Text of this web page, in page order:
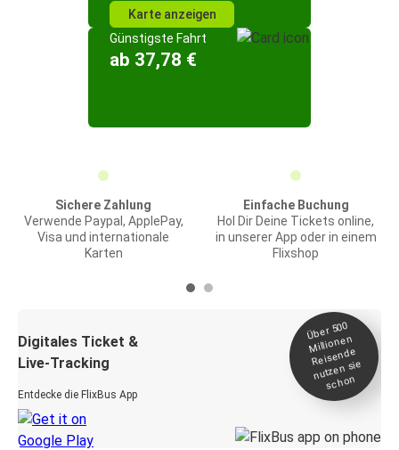
Karte anzeigen
Günstigste Fahrt
ab 37,78 €
Sichere Zahlung
Verwende Paypal, ApplePay,
Visa und internationale
Karten
Einfache Buchung
Hol Dir Deine Tickets online,
in unserer App oder in einem
Flixshop
Digitales Ticket &
Live-Tracking
Entdecke die FlixBus App
Über 500
Millionen
Reisende
nutzen sie
schon